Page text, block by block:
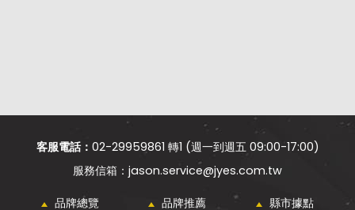
客服電話： 02-29959861 轉1 (週一到週五 09:00-17:00)
jason.service@jyes.com.tw
品牌總覽 品牌推薦 縣市據點